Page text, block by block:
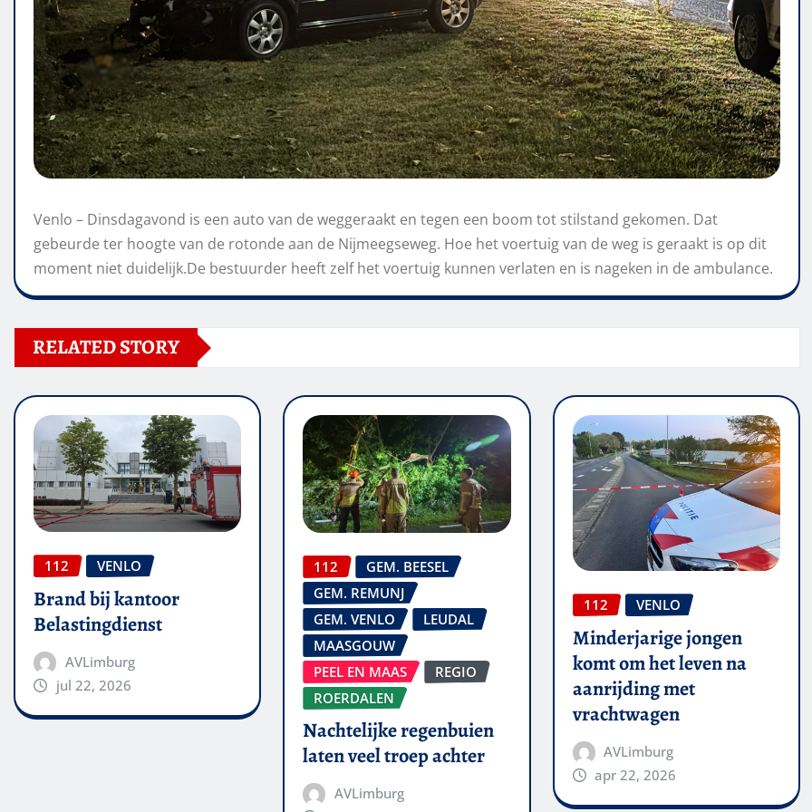
Venlo – Dinsdagavond is een auto van de weggeraakt en tegen een boom tot stilstand gekomen. Dat
gebeurde ter hoogte van de rotonde aan de Nijmeegseweg. Hoe het voertuig van de weg is geraakt is op dit
moment niet duidelijk.De bestuurder heeft zelf het voertuig kunnen verlaten en is nageken in de ambulance.
RELATED STORY
112 VENLO
Brand bij kantoor
Belastingdienst
AVLimburg
jul 22, 2026
112
GEM. BEESEL
GEM. REMUNJ
GEM. VENLO
LEUDAL
MAASGOUW
PEEL EN MAAS
REGIO
ROERDALEN
Nachtelijke regenbuien
laten veel troep achter
AVLimburg
112 VENLO
Minderjarige jongen
komt om het leven na
aanrijding met
vrachtwagen
AVLimburg
apr 22, 2026